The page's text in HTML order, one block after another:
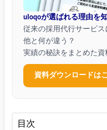
uloqoが選ばれる理由を
従来の採用代行サービ
他と何が違う？
実績の秘訣をまとめた資
資料ダウンロードは
目次